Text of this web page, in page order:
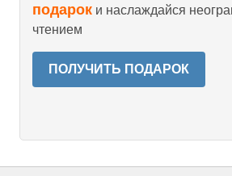
подарок и наслаждайся
чтением
ПОЛУЧИТЬ ПОДАРОК